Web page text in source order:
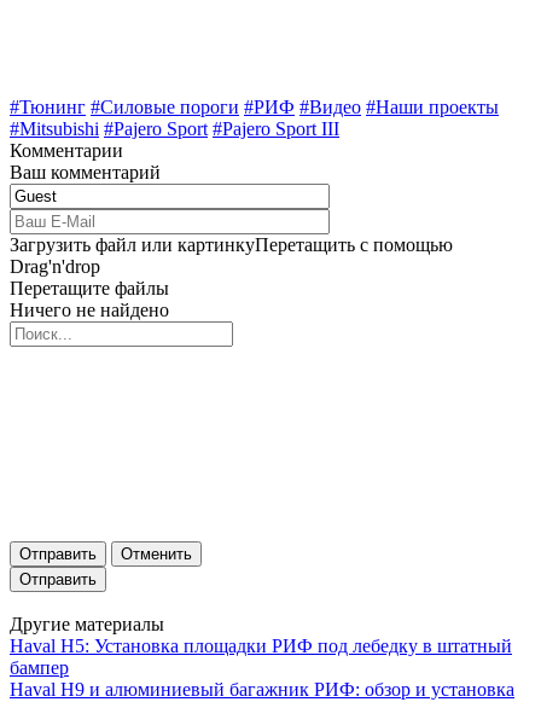
#Тюнинг #Силовые пороги #РИФ #Видео #Наши проекты
#Mitsubishi #Pajero Sport #Pajero Sport III
Комментарии
Ваш комментарий
Загрузить файл или картинкуПеретащить с помощью
Drag'n'drop
Перетащите файлы
Ничего не найдено
Отправить Отменить
Другие материалы
Haval H5: Установка площадки РИФ под лебедку в штатный
бампер
Haval H9 и алюминиевый багажник РИФ: обзор и установка